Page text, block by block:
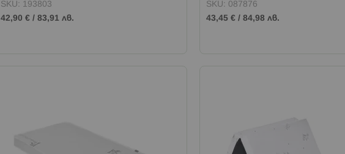
SKU: 193803
42,90 € / 83,91 лв.
SKU: 087876
43,45 € /84,98 лв.